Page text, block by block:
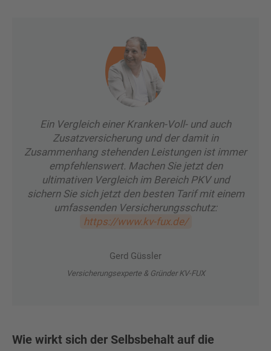
Ein Vergleich einer Kranken-Voll- und auch
Zusatzversicherung und der damit in
Zusammenhang stehenden Leistungen ist immer
empfehlenswert. Machen Sie jetzt den
ultimativen Vergleich im Bereich PKV und
sichern Sie sich jetzt den besten Tarif mit einem
umfassenden Versicherungsschutz:
https://www.kv-fux.de/
Gerd Güssler
Versicherungsexperte & Gründer KV-FUX
Wie wirkt sich der Selbsbehalt auf die